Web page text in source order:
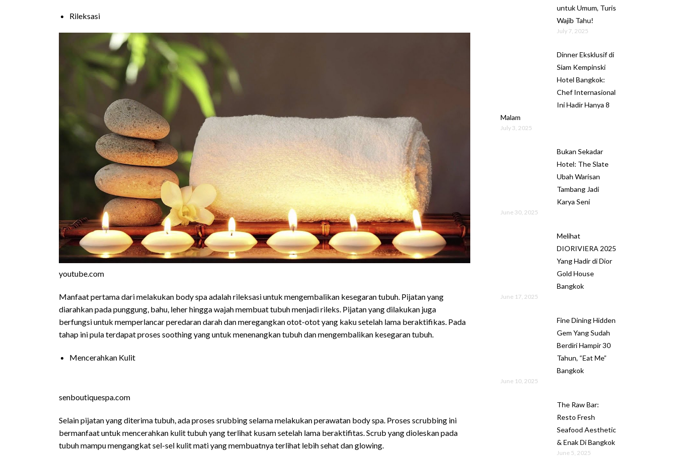
Rileksasi
youtube.com
Manfaat pertama dari melakukan body spa adalah rileksasi untuk mengembalikan kesegaran tubuh. Pijatan yang
diarahkan pada punggung, bahu, leher hingga wajah membuat tubuh menjadi rileks. Pijatan yang dilakukan juga
berfungsi untuk memperlancar peredaran darah dan meregangkan otot-otot yang kaku setelah lama beraktifikas. Pada
tahap ini pula terdapat proses soothing yang untuk menenangkan tubuh dan mengembalikan kesegaran tubuh.
Mencerahkan Kulit
senboutiquespa.com
Selain pijatan yang diterima tubuh, ada proses srubbing selama melakukan perawatan body spa. Proses scrubbing ini
bermanfaat untuk mencerahkan kulit tubuh yang terlihat kusam setelah lama beraktifitas. Scrub yang dioleskan pada
tubuh mampu mengangkat sel-sel kulit mati yang membuatnya terlihat lebih sehat dan glowing.
untuk Umum, Turis
Wajib Tahu!
July 7, 2025
Dinner Eksklusif di
Siam Kempinski
Hotel Bangkok:
Chef Internasional
Ini Hadir Hanya 8
Malam
July 3, 2025
Bukan Sekadar
Hotel: The Slate
Ubah Warisan
Tambang Jadi
Karya Seni
June 30, 2025
Melihat
DIORIVIERA 2025
Yang Hadir di Dior
Gold House
Bangkok
June 17, 2025
Fine Dining Hidden
Gem Yang Sudah
Berdiri Hampir 30
Tahun, “Eat Me”
Bangkok
June 10, 2025
The Raw Bar:
Resto Fresh
Seafood Aesthetic
& Enak Di Bangkok
June 5, 2025